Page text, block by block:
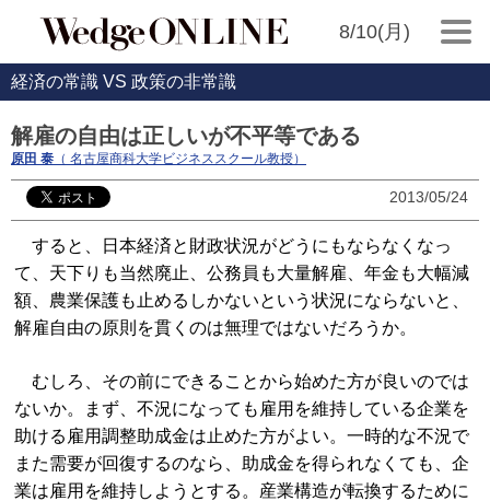
8/10(月)
経済の常識 VS 政策の非常識
解雇の自由は正しいが不平等である
原田 泰 （ 名古屋商科大学ビジネススクール教授）
2013/05/24
すると、日本経済と財政状況がどうにもならなくなっ
て、天下りも当然廃止、公務員も大量解雇、年金も大幅減
額、農業保護も止めるしかないという状況にならないと、
解雇自由の原則を貫くのは無理ではないだろうか。
むしろ、その前にできることから始めた方が良いのでは
ないか。まず、不況になっても雇用を維持している企業を
助ける雇用調整助成金は止めた方がよい。一時的な不況で
また需要が回復するのなら、助成金を得られなくても、企
業は雇用を維持しようとする。産業構造が転換するために